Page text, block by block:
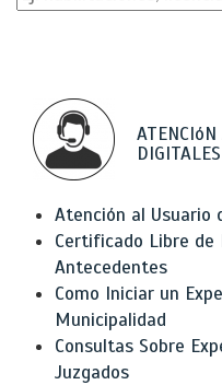
ATENCIóN
DIGITALES
Atención al Usuario
Certificado Libre de
Antecedentes
Como Iniciar un
Municipalidad
Consultas Sobre
Juzgados